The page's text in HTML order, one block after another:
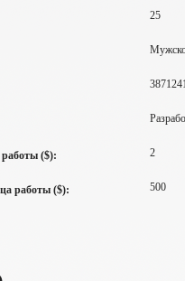
25
($): 2
работы ($): 500